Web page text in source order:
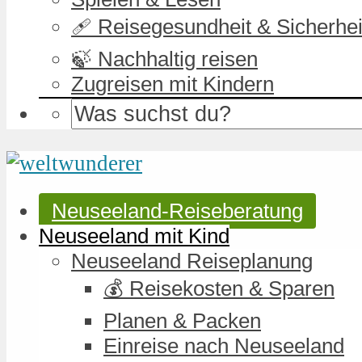
🩹 Reisegesundheit &
🍃 Nachhaltig reisen
Zugreisen mit Kindern
Neuseeland-Reiseberatung
Neuseeland mit Kind
Neuseeland Reiseplanung
💰 Reisekosten & Sparen
Planen & Packen
Einreise nach Neuseeland